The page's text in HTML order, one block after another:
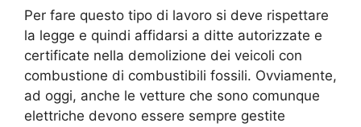
Per fare questo tipo di lavoro si deve rispettare
la legge e quindi affidarsi a ditte autorizzate e
certificate nella demolizione dei veicoli con
combustione di combustibili fossili. Ovviamente,
ad oggi, anche le vetture che sono comunque
elettriche devono essere sempre gestite